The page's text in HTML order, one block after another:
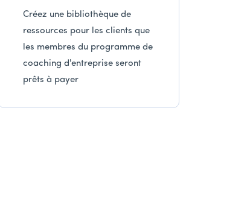
Créez une bibliothèque de
ressources pour les clients que
les membres du programme de
coaching d'entreprise seront
prêts à payer